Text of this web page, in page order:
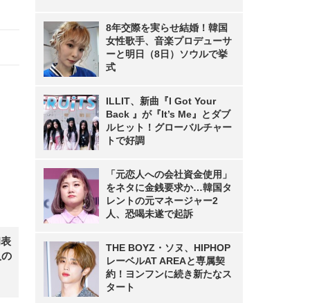
8年交際を実らせ結婚！韓国
女性歌手、音楽プロデューサ
ーと明日（8日）ソウルで挙
式
ILLIT、新曲『I Got Your
Back 』が『It’s Me』とダブ
ルヒット！グローバルチャー
トで好調
「元恋人への会社資金使用」
をネタに金銭要求か…韓国タ
レントの元マネージャー2
人、恐喝未遂で起訴
THE BOYZ・ソヌ、HIPHOP
レーベルAT AREAと専属契
約！ヨンフンに続き新たなス
タート